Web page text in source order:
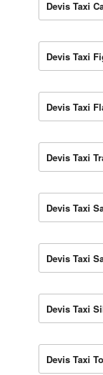
Devis Taxi
Devis Taxi
Devis Taxi
Devis Taxi
Devis Taxi
Devis Taxi
Devis Taxi
Devis Taxi